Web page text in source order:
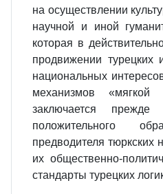
на осуществлении
научной и иной
которая в
продвижении турецких
национальных
механизмов
заключается
положительного
предводителя тюркских
их общественно-
стандарты турецких